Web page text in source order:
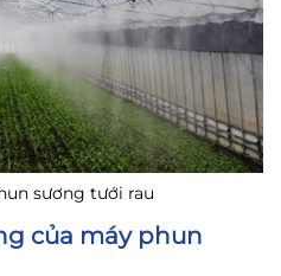
sương tưới rau
của máy phun